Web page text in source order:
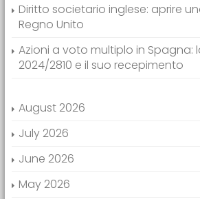
Diritto societario inglese: aprire
Regno Unito
Azioni a voto multiplo in Spagna:
2024/2810 e il suo recepimento
August 2026
July 2026
June 2026
May 2026